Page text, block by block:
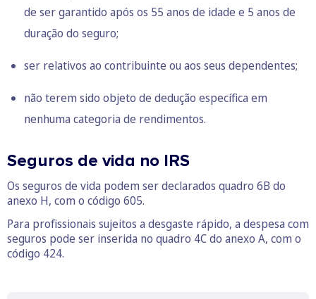
de ser garantido após os 55 anos de idade e 5 anos de
duração do seguro;
ser relativos ao contribuinte ou aos seus dependentes;
não terem sido objeto de dedução específica em
nenhuma categoria de rendimentos.
Seguros de vida no IRS
Os seguros de vida podem ser declarados quadro 6B do
anexo H, com o código 605.
Para profissionais sujeitos a desgaste rápido, a despesa com
seguros pode ser inserida no quadro 4C do anexo A, com o
código 424.